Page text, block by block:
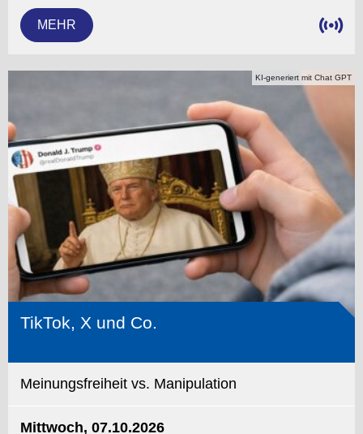
MEHR
KI-generiert mit Chat GPT
TikTok, X und Co.
Meinungsfreiheit vs. Manipulation
Mittwoch, 07.10.2026